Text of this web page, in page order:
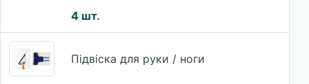
4 шт.
Підвіска для руки / ноги